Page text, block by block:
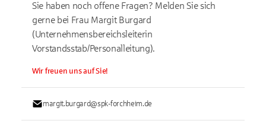
Sie haben noch offene Fragen? Melden Sie sich
gerne bei Frau Margit Burgard
(Unternehmensbereichsleiterin
Vorstandsstab/Personalleitung).
Wir freuen uns auf Sie!
margit.burgard@spk-forchheim.de